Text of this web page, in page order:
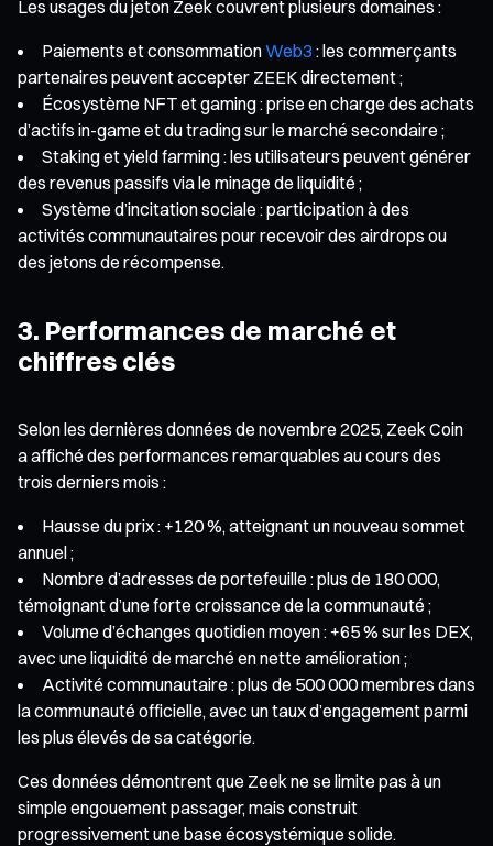
Les usages du jeton Zeek couvrent plusieurs domaines :
Paiements et consommationWeb3 : les commerçants
partenaires peuvent accepter ZEEK directement ;
Écosystème NFT et gaming : prise en charge des achats
d’actifs in-game et du trading sur le marché secondaire ;
Staking et yield farming : les utilisateurs peuvent générer
des revenus passifs via le minage de liquidité ;
Système d’incitation sociale : participation à des
activités communautaires pour recevoir des airdrops ou
des jetons de récompense.
3. Performances de marché et
chiffres clés
Selon les dernières données de novembre 2025, Zeek Coin
a affiché des performances remarquables au cours des
trois derniers mois :
Hausse du prix : +120 %, atteignant un nouveau sommet
annuel ;
Nombre d’adresses de portefeuille : plus de 180 000,
témoignant d’une forte croissance de la communauté ;
Volume d’échanges quotidien moyen : +65 % sur les DEX,
avec une liquidité de marché en nette amélioration ;
Activité communautaire : plus de 500 000 membres dans
la communauté officielle, avec un taux d’engagement parmi
les plus élevés de sa catégorie.
Ces données démontrent que Zeek ne se limite pas à un
simple engouement passager, mais construit
progressivement une base écosystémique solide.